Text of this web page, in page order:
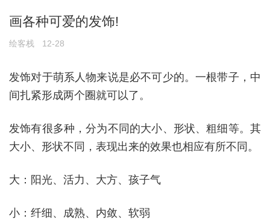
画各种可爱的发饰!
绘客栈 12-28
发饰对于萌系人物来说是必不可少的。一根带子，中
间扎紧形成两个圈就可以了。
发饰有很多种，分为不同的大小、形状、粗细等。其
大小、形状不同，表现出来的效果也相应有所不同。
大：阳光、活力、大方、孩子气
小：纤细、成熟、内敛、软弱